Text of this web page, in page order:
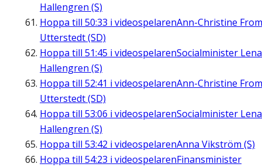
Hallengren (S)
Hoppa till 50:33 i videospelarenAnn-Christine From
Utterstedt (SD)
Hoppa till 51:45 i videospelarenSocialminister Lena
Hallengren (S)
Hoppa till 52:41 i videospelarenAnn-Christine From
Utterstedt (SD)
Hoppa till 53:06 i videospelarenSocialminister Lena
Hallengren (S)
Hoppa till 53:42 i videospelarenAnna Vikström (S)
Hoppa till 54:23 i videospelarenFinansminister